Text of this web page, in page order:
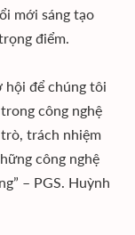
mới sáng tạo
điểm.
hội để chúng tôi
công nghệ
trách nhiệm
công nghệ
– PGS. Huỳnh